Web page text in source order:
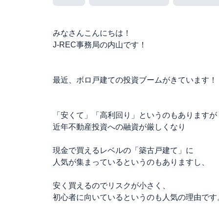
みなさんこんにちは！
J-REC事務局の内山です！
最近、ボロ戸建ての投資ブームがきています！
「安くて」「高利回り」というのもありますが
近年不動産投資への融資が厳しくなり
現金で買えるレベルの「築古戸建て」に
人気が集まっているというのもありますし、
安く買えるのでリスクが小さく、
初心者に向いているというのも人気の理由です